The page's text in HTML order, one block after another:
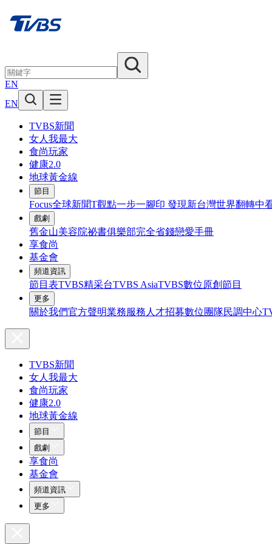
EN
EN
TVBS新聞
女人我最大
食尚玩家
健康2.0
地球黃金線
節目
Focus全球新聞T觀點一步一腳印 發現新台灣世界翻轉中
戲劇
舊金山美容院祕書俱樂部完全省錢戀愛手冊
享食尚
基金會
頻道資訊
節目表TVBS精采台TVBS AsiaTVBS數位原創節目
更多
關於我們官方聲明業務服務 人才招募數位團隊民調中心
TVBS新聞
女人我最大
食尚玩家
健康2.0
地球黃金線
節目
戲劇
享食尚
基金會
頻道資訊
更多